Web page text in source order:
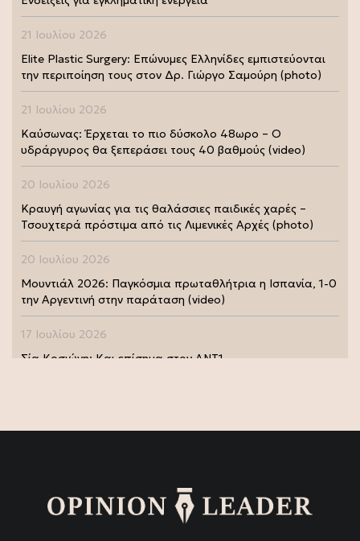
21 Ιουλίου 2026
Elite Plastic Surgery: Επώνυμες Ελληνίδες εμπιστεύονται
την περιποίηση τους στον Δρ. Γιώργο Σαμούρη (photo)
21 Ιουλίου 2026
Καύσωνας: Έρχεται το πιο δύσκολο 48ωρο – Ο
υδράργυρος θα ξεπεράσει τους 40 βαθμούς (video)
20 Ιουλίου 2026
Κραυγή αγωνίας για τις θαλάσσιες παιδικές χαρές –
Τσουχτερά πρόστιμα από τις Λιμενικές Αρχές (photo)
20 Ιουλίου 2026
Μουντιάλ 2026: Παγκόσμια πρωταθλήτρια η Ισπανία, 1-0
την Αργεντινή στην παράταση (video)
17 Ιουλίου 2026
Σία Κοσιώνη: Και επίσημα στον ΑΝΤ1
της Μάρως Κοντού (photo)
Μάρω Κοντού: Πέθανε η σπουδαία ηθοποιός (video)